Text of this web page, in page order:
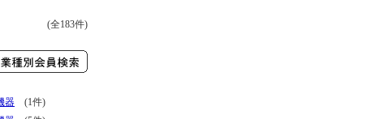
(全183件)
器 (1件)